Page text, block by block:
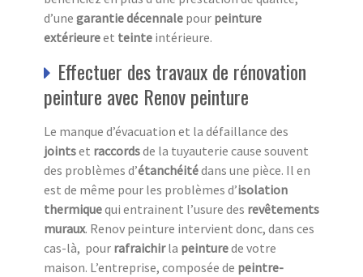
d’une garantie décennale pour peinture
extérieureet teinte intérieure.
Effectuer des travaux de rénovation
peinture avec Renov peinture
Le manque d’évacuation et la défaillance des
jointset raccordsde la tuyauterie cause souvent
des problèmes d’étanchéitédans une pièce. Il en
est de même pour les problèmes d’isolation
thermiquequi entrainent l’usure des revêtements
muraux. Renov peinture intervient donc, dans ces
cas-là, pour rafraichirla peinturede votre
maison. L’entreprise, composée de peintre-